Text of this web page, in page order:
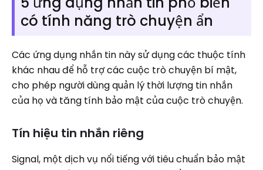
có tính năng trò chuyện ẩn
Các ứng dụng nhắn tin này sử dụng các thuộc tính
khác nhau để hỗ trợ các cuộc trò chuyện bí mật,
cho phép người dùng quản lý thời lượng tin nhắn
của họ và tăng tính bảo mật của cuộc trò chuyện.
Tín hiệu tin nhắn riêng
Signal, một dịch vụ nổi tiếng với tiêu chuẩn bảo mật